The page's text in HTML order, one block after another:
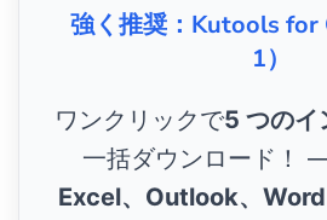
強く推奨：Kutools
1）
ワンクリックで5 つのイ
一括ダウンロード！
Excel、Outlook、